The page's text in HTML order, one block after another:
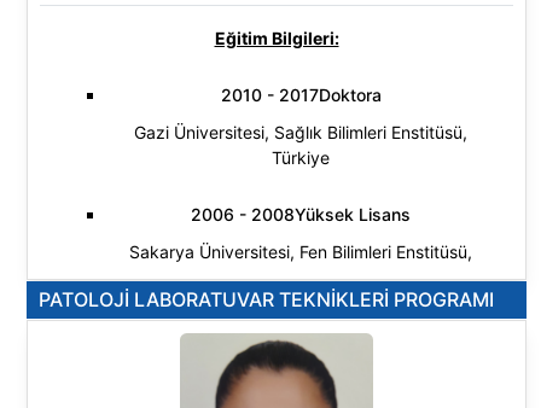
Eğitim Bilgileri:
2010 - 2017Doktora
Gazi Üniversitesi, Sağlık Bilimleri Enstitüsü,
Türkiye
2006 - 2008Yüksek Lisans
Sakarya Üniversitesi, Fen Bilimleri Enstitüsü,
Biyoloji (Yl) (Tezli), Türkiye
2000 - 2006Lisans
Ankara Üniversitesi, Fen Fakültesi, Biyoloji
Bölümü, Türkiye
PATOLOJİ LABORATUVAR TEKNİKLERİ PROGRAMI